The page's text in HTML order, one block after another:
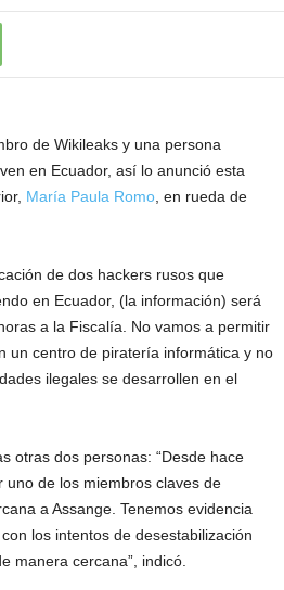
de Wikileaks y una persona
en Ecuador, así lo anunció esta
María Paula Romo , en rueda de
de dos hackers rusos que
en Ecuador, (la información) será
a la Fiscalía. No vamos a permitir
un centro de piratería informática y no
ilegales se desarrollen en el
otras dos personas: “Desde hace
uno de los miembros claves de
a Assange. Tenemos evidencia
los intentos de desestabilización
manera cercana”, indicó.